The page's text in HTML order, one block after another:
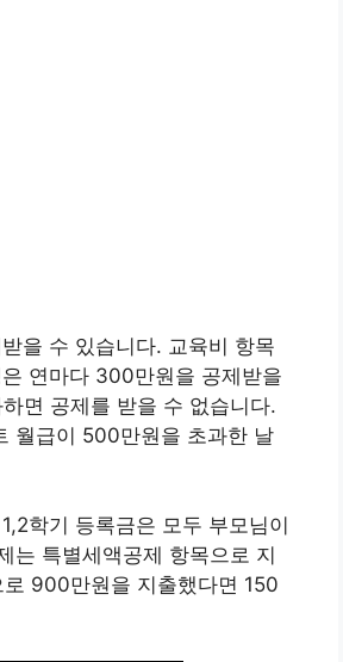
을 수 있습니다. 교육비 항목
연마다 300만원을 공제받을
면 공제를 받을 수 없습니다.
월급이 500만원을 초과한 날
학기 등록금은 모두 부모님이
는 특별세액공제 항목으로 지
900만원을 지출했다면 150